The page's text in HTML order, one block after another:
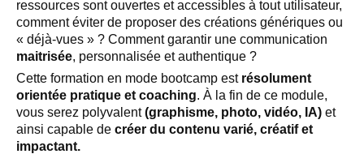
ressources sont ouvertes et accessibles à tout utilisateur,
comment éviter de proposer des créations génériques ou
« déjà-vues » ? Comment garantir une communication
maitrisée, personnalisée et authentique ?
Cette formation en mode bootcamp est résolument
orientée pratique et coaching. À la fin de ce module,
vous serez polyvalent(graphisme, photo, vidéo, IA) et
ainsi capable de créer du contenu varié, créatif et
impactant.